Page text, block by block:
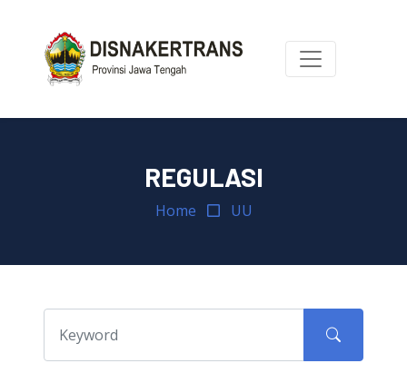
REGULASI
Home UU